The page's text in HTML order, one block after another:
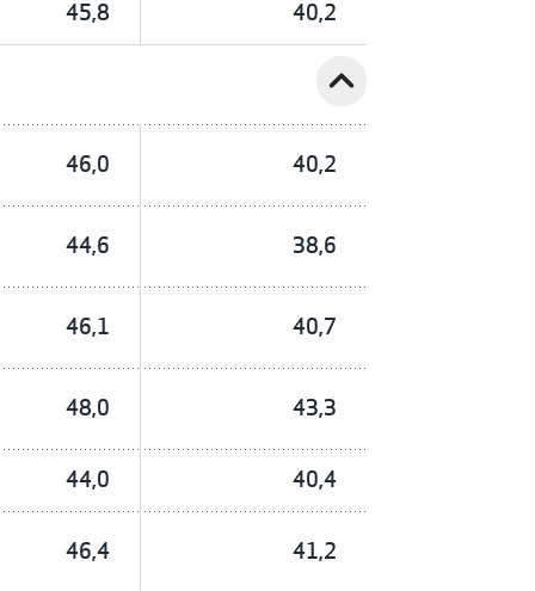
45,8 40,2
expand_less
46,0 40,2
44,6 38,6
46,1 40,7
48,0 43,3
44,0 40,4
46,4 41,2